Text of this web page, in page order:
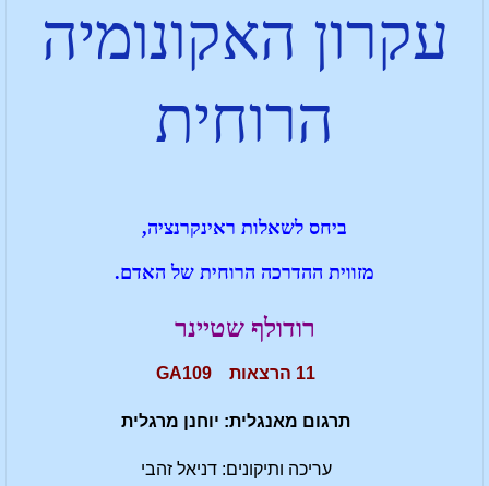
עקרון האקונומיה
הרוחית
ביחס לשאלות ראינקרנציה,
מזווית ההדרכה הרוחית של האדם.
רודולף שטיינר
11 הרצאות GA109
תרגום מאנגלית: יוחנן מרגלית
עריכה ותיקונים: דניאל זהבי